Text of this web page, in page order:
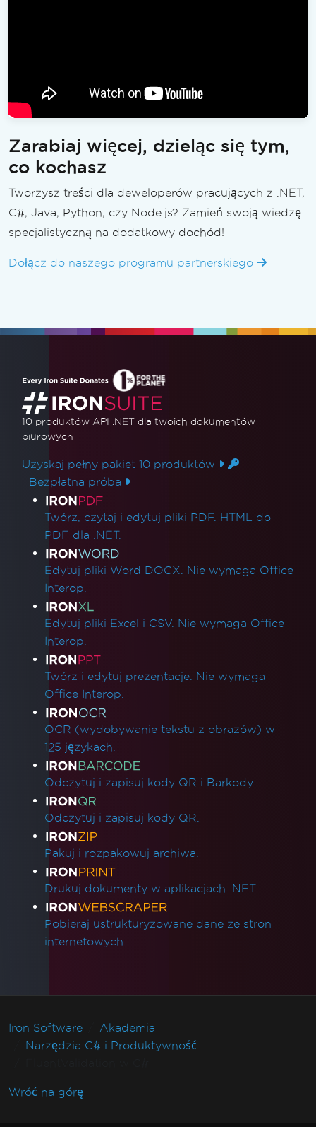
Zarabiaj więcej, dzieląc się tym,
co kochasz
Tworzysz treści dla deweloperów pracujących z .NET,
C#, Java, Python, czy Node.js? Zamień swoją wiedzę
specjalistyczną na dodatkowy dochód!
Dołącz do naszego programu partnerskiego
10 produktów API .NET dla twoich dokumentów
biurowych
Uzyskaj pełny pakiet 10 produktów
Bezpłatna próba
Linki do produktów
Twórz, czytaj i edytuj pliki PDF. HTML do
PDF dla .NET.
Edytuj pliki Word DOCX. Nie wymaga Office
Interop.
Edytuj pliki Excel i CSV. Nie wymaga Office
Interop.
Twórz i edytuj prezentacje. Nie wymaga
Office Interop.
OCR (wydobywanie tekstu z obrazów) w
125 językach.
Odczytuj i zapisuj kody QR i Barkody.
Odczytuj i zapisuj kody QR.
Pakuj i rozpakowuj archiwa.
Drukuj dokumenty w aplikacjach .NET.
Pobieraj ustrukturyzowane dane ze stron
internetowych.
Iron Software
Akademia
Narzędzia C# i Produktywność
Wróć na górę